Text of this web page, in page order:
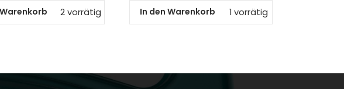
2 vorrätig In den Warenkorb 1 vorrätig